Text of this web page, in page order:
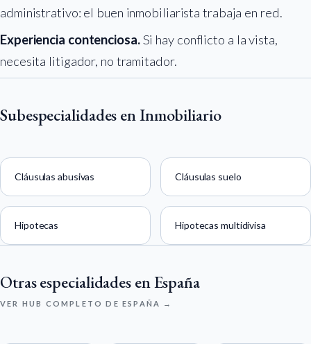
administrativo: el buen inmobiliarista trabaja en red.
Experiencia contenciosa.Si hay conflicto a la vista,
necesita litigador, no tramitador.
Subespecialidades en Inmobiliario
Cláusulas abusivas Cláusulas suelo
Hipotecas Hipotecas multidivisa
Otras especialidades en España
VER HUB COMPLETO DE ESPAÑA →